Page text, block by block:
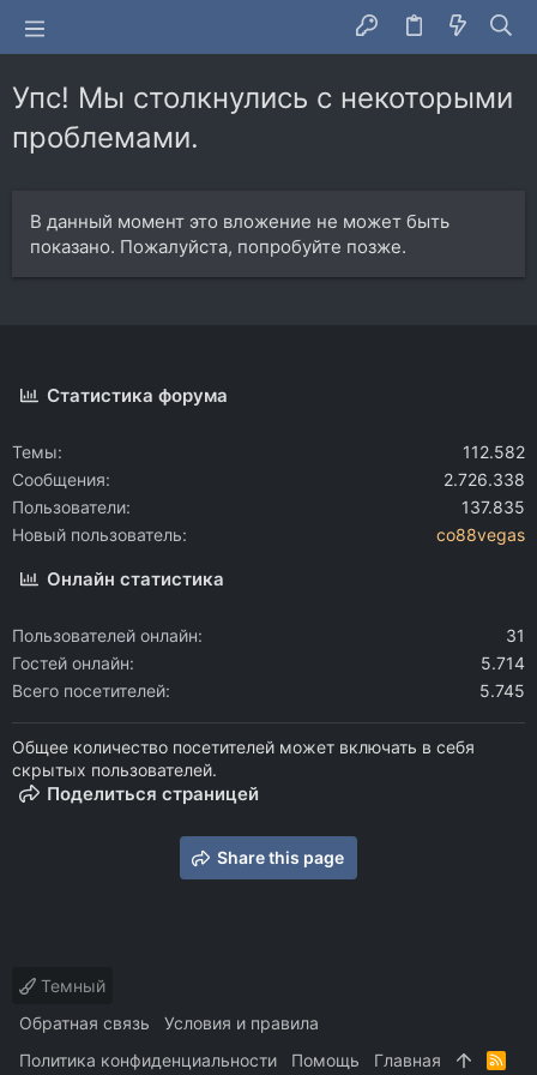
Упс! Мы столкнулись с некоторыми
проблемами.
В данный момент это вложение не может быть
показано. Пожалуйста, попробуйте позже.
Статистика форума
Темы
112.582
Сообщения
2.726.338
Пользователи
137.835
Новый пользователь
co88vegas
Онлайн статистика
Пользователей онлайн
31
Гостей онлайн
5.714
Всего посетителей
5.745
Общее количество посетителей может включать в себя
скрытых пользователей.
Поделиться страницей
Share this page
Темный
Обратная связь
Условия и правила
Политика конфиденциальности
Помощь Главная
R